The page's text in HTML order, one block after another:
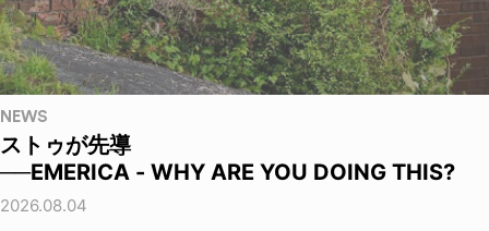
NEWS
ストゥが先導
──EMERICA - WHY ARE YOU DOING THIS?
2026.08.04